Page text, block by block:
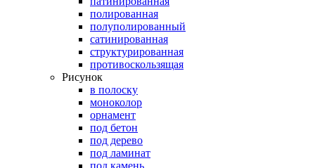
полированная
полуполированный
сатинированная
структурированная
противоскользящая
Рисунок
в полоску
моноколор
орнамент
под бетон
под дерево
под ламинат
под камень